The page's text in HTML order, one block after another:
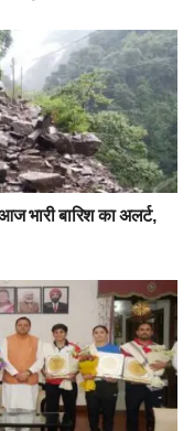
भारी बारिश का अलर्ट,